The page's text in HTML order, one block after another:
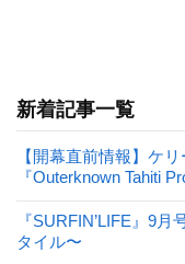
新着記事一覧
【開幕直前情報】ケ
『Outerknown Tahiti
『SURFIN’LIFE』9
タイル〜